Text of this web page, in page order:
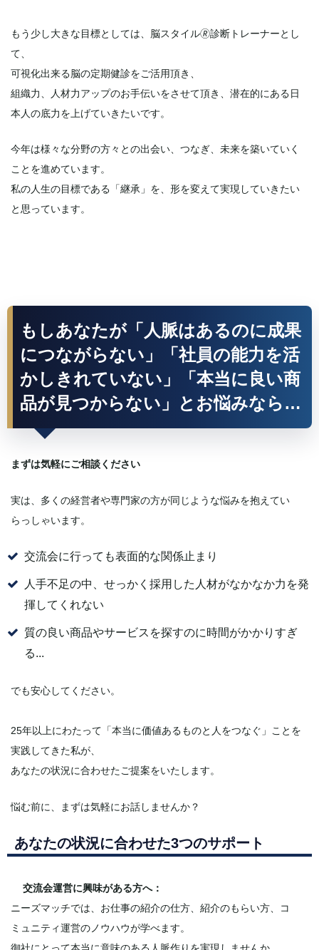
もう少し大きな目標としては、脳スタイル🄬診断トレーナーとし
て、
可視化出来る脳の定期健診をご活用頂き、
組織力、人材力アップのお手伝いをさせて頂き、潜在的にある日
本人の底力を上げていきたいです。
今年は様々な分野の方々との出会い、つなぎ、未来を築いていく
ことを進めています。
私の人生の目標である「継承」を、形を変えて実現していきたい
と思っています。
もしあなたが「人脈はあるのに成果
につながらない」「社員の能力を活
かしきれていない」「本当に良い商
品が見つからない」とお悩みなら…
まずは気軽にご相談ください
実は、多くの経営者や専門家の方が同じような悩みを抱えてい
らっしゃいます。
交流会に行っても表面的な関係止まり
人手不足の中、せっかく採用した人材がなかなか力を発
揮してくれない
質の良い商品やサービスを探すのに時間がかかりすぎ
る...
でも安心してください。
25年以上にわたって「本当に価値あるものと人をつなぐ」ことを
実践してきた私が、
あなたの状況に合わせたご提案をいたします。
悩む前に、まずは気軽にお話しませんか？
あなたの状況に合わせた3つのサポート
交流会運営に興味がある方へ：
ニーズマッチでは、お仕事の紹介の仕方、紹介のもらい方、コ
ミュニティ運営のノウハウが学べます。